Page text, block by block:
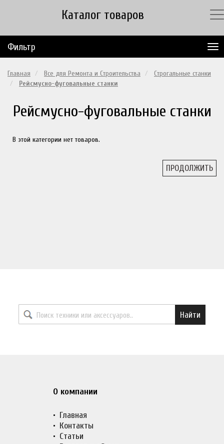
Каталог товаров
Фильтр
Главная Все для Ремонта и Строительства
Строгальные станки
Рейсмусно-фуговальные станки
Рейсмусно-фуговальные станки
В этой категории нет товаров.
ПРОДОЛЖИТЬ
Найти
О компании
Главная
Контакты
Статьи